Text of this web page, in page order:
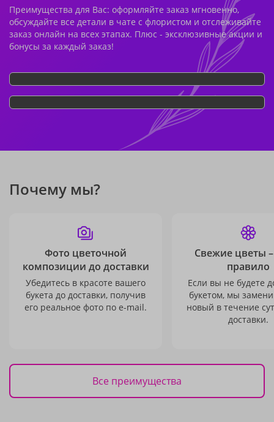
Преимущества для Вас: оформляйте заказ мгновенно,
обсуждайте все детали в чате с флористом и отслеживайте
заказ онлайн на всех этапах. Плюс - эксклюзивные акции и
бонусы за каждый заказ!
Почему мы?
Фото цветочной
композиции до доставки
Убедитесь в красоте вашего
букета до доставки, получив
его реальное фото по e-mail.
Свежие цветы
правило
Если вы не будете
букетом, мы
новый в течение
доставки.
Все преимущества